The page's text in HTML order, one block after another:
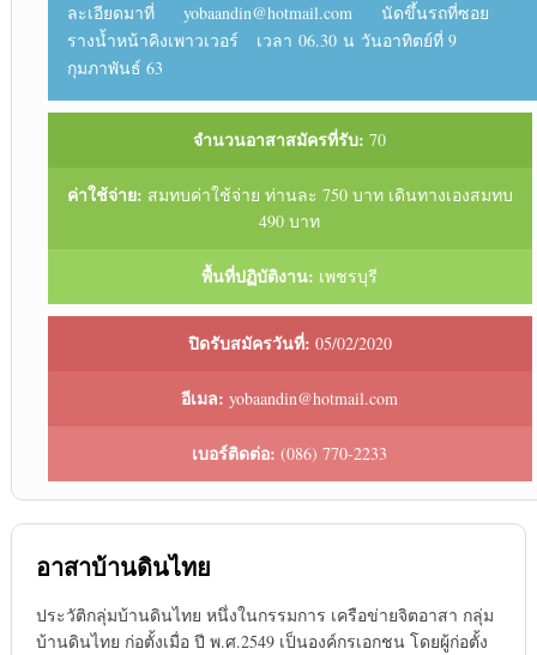
ละเอียดมาที่ yobaandin@hotmail.com นัดขึ้นรถที่ซอย
รางน้ำหน้าคิงเพาวเวอร์ เวลา 06.30 น วันอาทิตย์ที่ 9
กุมภาพันธ์ 63
จำนวนอาสาสมัครที่รับ: 70
ค่าใช้จ่าย: สมทบค่าใช้จ่าย ท่านละ 750 บาท เดินทางเองสมทบ
490 บาท
พื้นที่ปฏิบัติงาน: เพชรบุรี
ปิดรับสมัครวันที่: 05/02/2020
อีเมล: yobaandin@hotmail.com
เบอร์ติดต่อ: (086) 770-2233
อาสาบ้านดินไทย
ประวัติกลุ่มบ้านดินไทย หนึ่งในกรรมการ เครือข่ายจิตอาสา กลุ่ม
บ้านดินไทย ก่อตั้งเมื่อ ปี พ.ศ.2549 เป็นองค์กรเอกชน โดยผู้ก่อตั้ง